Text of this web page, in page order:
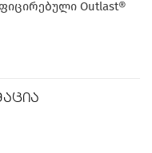
Outlast®